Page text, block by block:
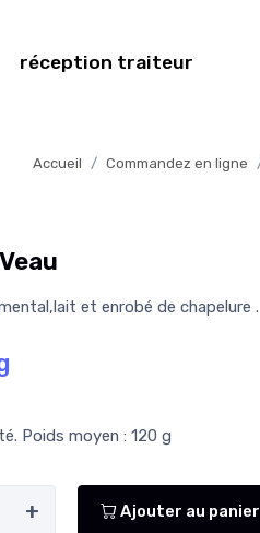
réception traiteur
Accueil Commandez en ligne
et enrobé de chapelure .
Poids moyen : 120 g
+ Ajouter au panier